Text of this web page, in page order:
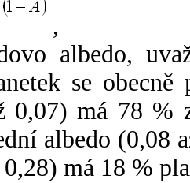
,
albedo,
se
0,07) má 78 %
albedo (0,08
má 18 %